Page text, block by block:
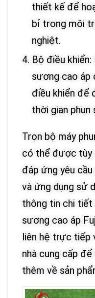
thiết kế để
bỉ trong môi
nghiệt.
Bộ điều
sương cao áp
điều khiển để
thời gian phun
Trọn bộ máy
có thể được tùy
đáp ứng yêu
và ứng dụng sử
thông tin chi tiết
sương cao áp
liên hệ trực tiếp
nhà cung cấp
thêm về sản